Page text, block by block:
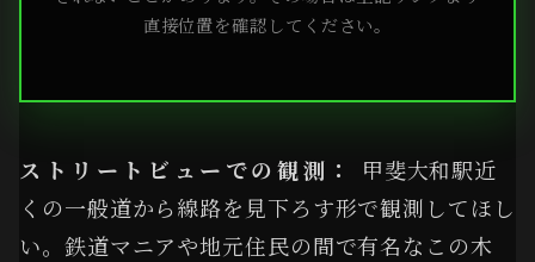
直接位置を確認してください。
ストリートビューでの観測：
甲斐大和駅近
くの一般道から線路を見下ろす形で観測してほし
い。鉄道マニアや地元住民の間で有名なこの木